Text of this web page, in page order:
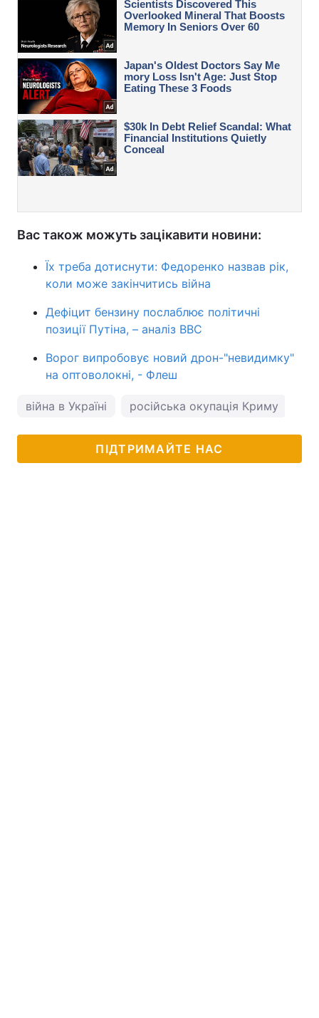
Вас також можуть зацікавити новини:
Їх треба дотиснути: Федоренко назвав рік,
коли може закінчитись війна
Дефіцит бензину послаблює політичні
позиції Путіна, – аналіз BBC
Ворог випробовує новий дрон-"невидимку"
на оптоволокні, - Флеш
війна в Україні російська окупація Криму
ПІДТРИМАЙТЕ НАС